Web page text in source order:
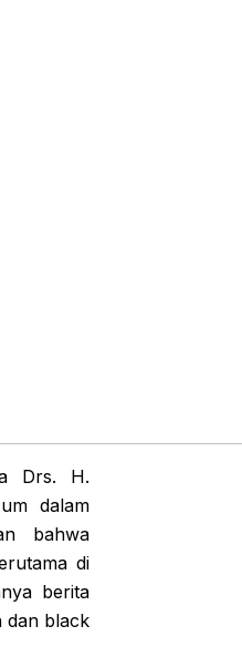
Drs. H.
dalam
bahwa
di
berita
dan black